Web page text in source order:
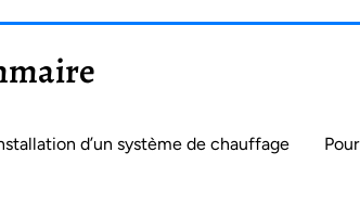
d’un système de chauffage